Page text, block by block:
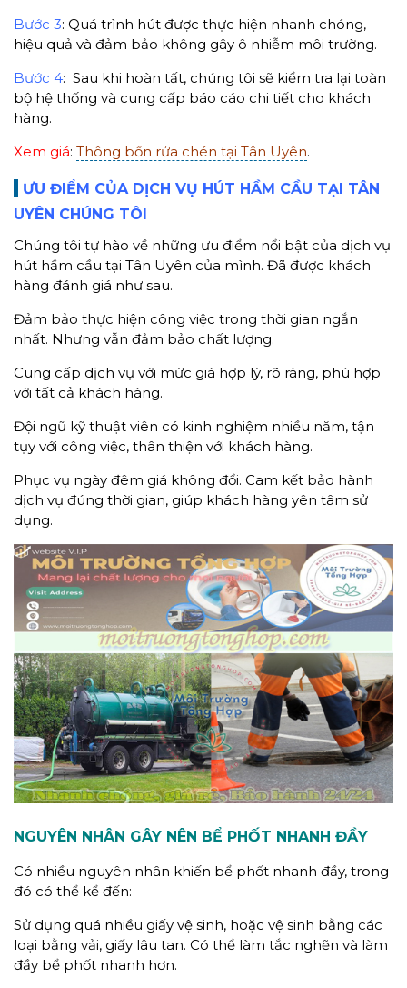
Bước 3: Quá trình hút được thực hiện nhanh chóng,
hiệu quả và đảm bảo không gây ô nhiễm môi trường.
Bước 4: Sau khi hoàn tất, chúng tôi sẽ kiểm tra lại toàn
bộ hệ thống và cung cấp báo cáo chi tiết cho khách
hàng.
Xem giá: Thông bồn rửa chén tại Tân Uyên.
ƯU ĐIỂM CỦA DỊCH VỤ HÚT HẦM CẦU TẠI TÂN
UYÊN CHÚNG TÔI
Chúng tôi tự hào về những ưu điểm nổi bật của dịch vụ
hút hầm cầu tại Tân Uyên của mình. Đã được khách
hàng đánh giá như sau.
Đảm bảo thực hiện công việc trong thời gian ngắn
nhất. Nhưng vẫn đảm bảo chất lượng.
Cung cấp dịch vụ với mức giá hợp lý, rõ ràng, phù hợp
với tất cả khách hàng.
Đội ngũ kỹ thuật viên có kinh nghiệm nhiều năm, tận
tụy với công việc, thân thiện với khách hàng.
Phục vụ ngày đêm giá không đổi. Cam kết bảo hành
dịch vụ đúng thời gian, giúp khách hàng yên tâm sử
dụng.
NGUYÊN NHÂN GÂY NÊN BỂ PHỐT NHANH ĐẦY
Có nhiều nguyên nhân khiến bể phốt nhanh đầy, trong
đó có thể kể đến:
Sử dụng quá nhiều giấy vệ sinh, hoặc vệ sinh bằng các
loại bằng vải, giấy lâu tan. Có thể làm tắc nghẽn và làm
đầy bể phốt nhanh hơn.